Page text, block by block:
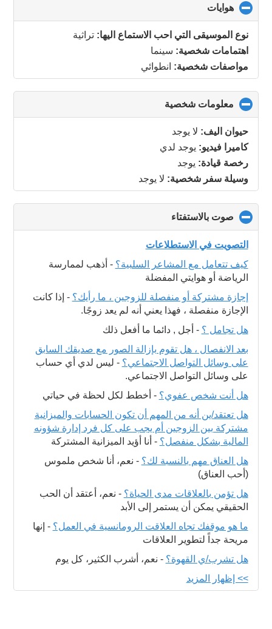
هوايات
to
collapse
contents
نوع الموسيقى التي احب الاستماع اليها: تراثية
اهتمامات شخصية: سينما
مواصفات شخصية: انطوائي
معلومات شخصية
to
حيوان اليف: لا يوجد
كاميرا فيديو: يوجد لدي
رخصة قيادة: يوجد
وسيلة سفر شخصية: لا يوجد
صوت بالاستفتاء
to
collapse
التصويت في الاستطلاعات
كيف تتعامل مع المشاعر السلبية؟ - أذهب لممارسة
الرياضة أو هوايتي المفضلة
إجازة مشتركة أو منفصلة للزوجين ، ما رأيك؟ - إذا كانت
الإجازة منفصلة ، فهذا يعني أنه لم يعد زوجًا.
هل تجامل ؟ - أجل , دائما ما أفعل ذلك
بعد الانفصال ، هل تقوم بإزالة الصور مع صديقك السابق
على وسائل التواصل الاجتماعي؟ - ليس لدي أي حساب
على وسائل التواصل الاجتماعي.
هل أنت شخص عفوي؟ - أخطط لكل لحظة في حياتي
هل تعتقد/ين أنه من المهم أن تكون الحسابات والميزانية
مشتركة بين الزوجين أم يجب على كل فرد إدارة شؤونه
المالية بشكل منفصل؟ - أنا أؤيد الميزانية المشتركة
هل العناق مهم بالنسبة لك؟ - نعم، أنا شخص ملموس
(أحب العناق)
هل تؤمن بالعلاقات مدى الحياة؟ - نعم، أعتقد أن الحب
الحقيقي يمكن أن يستمر إلى الأبد
ما هو موقفك تجاه العلاقت الرومانسية في العمل؟ - إنها
مريحة جداً لتطوير العلاقات
هل تشرب/ي القهوة؟ - نعم، أشرب الكثير، كل يوم
>> إظهار المزيد